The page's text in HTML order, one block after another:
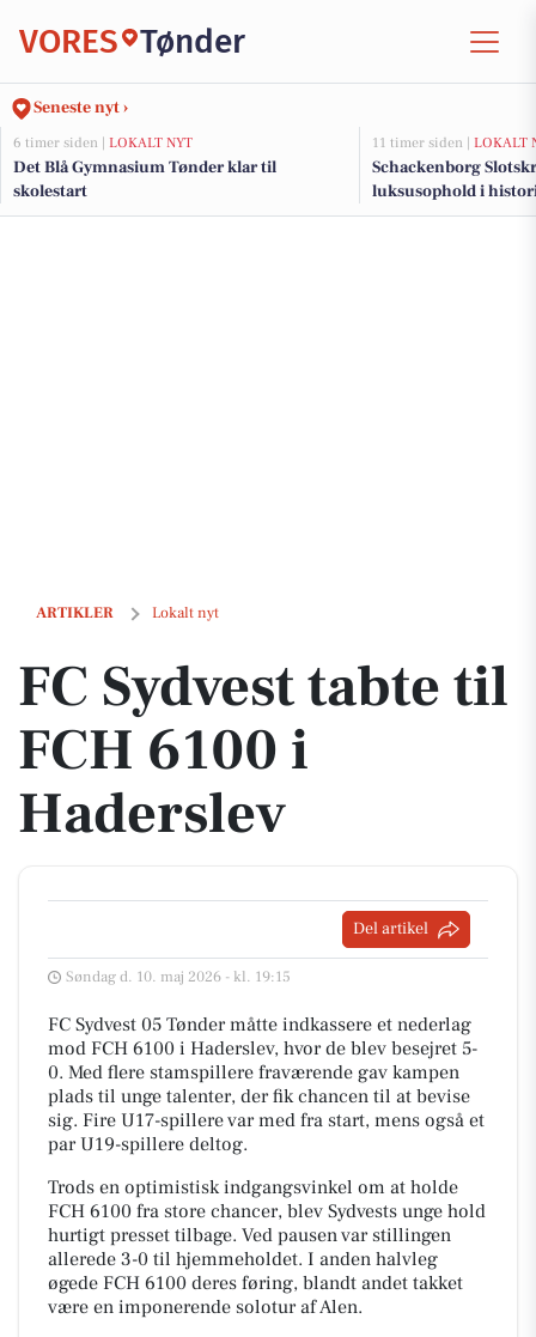
VORES Tønder
Seneste nyt ›
6 timer siden | LOKALT NYT
Det Blå Gymnasium Tønder klar til
skolestart
11 timer siden | LOKALT
Schackenborg
luksusophold i
ARTIKLER Lokalt nyt
FC Sydvest tabte til FCH 6100 i Haderslev
FC Sydvest tabte til
FCH 6100 i
Haderslev
Del artikel
Søndag d. 10. maj 2026 - kl. 19:15
FC Sydvest 05 Tønder måtte indkassere et nederlag
mod FCH 6100 i Haderslev, hvor de blev besejret 5-
0. Med flere stamspillere fraværende gav kampen
plads til unge talenter, der fik chancen til at bevise
sig. Fire U17-spillere var med fra start, mens også et
par U19-spillere deltog.
Trods en optimistisk indgangsvinkel om at holde
FCH 6100 fra store chancer, blev Sydvests unge hold
hurtigt presset tilbage. Ved pausen var stillingen
allerede 3-0 til hjemmeholdet. I anden halvleg
øgede FCH 6100 deres føring, blandt andet takket
være en imponerende solotur af Alen.